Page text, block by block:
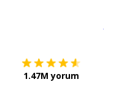
1.47M yorum